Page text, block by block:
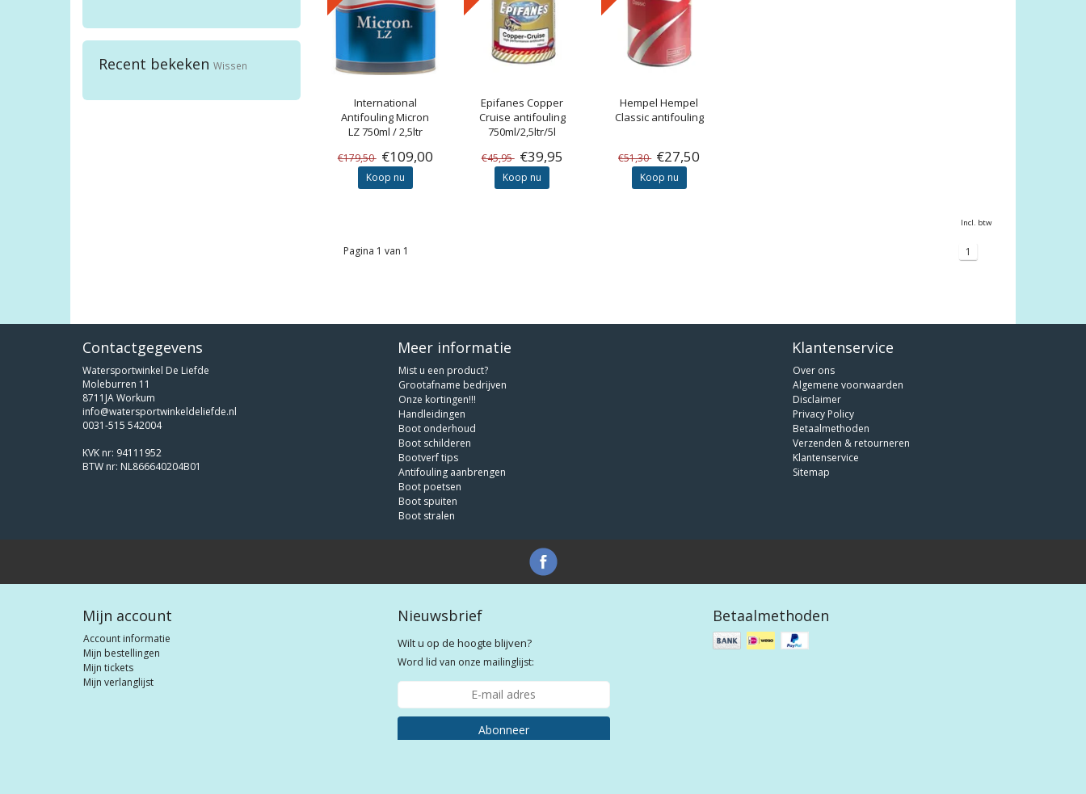
Recent bekeken Wissen
International
Antifouling Micron
LZ 750ml / 2,5ltr
€179,50 €109,00
Koop nu
Epifanes Copper
Cruise antifouling
750ml/2,5ltr/5l
€45,95 €39,95
Koop nu
Hempel Hempel
Classic antifouling
€51,30 €27,50
Koop nu
Incl. btw
Pagina 1 van 1 1
Contactgegevens
Watersportwinkel De Liefde
Moleburren 11
8711JA Workum
info@watersportwinkeldeliefde.nl
0031-515 542004
KVK nr: 94111952
BTW nr: NL866640204B01
Meer informatie
Mist u een product?
Grootafname bedrijven
Onze kortingen!!!
Handleidingen
Boot onderhoud
Boot schilderen
Bootverf tips
Antifouling aanbrengen
Boot poetsen
Boot spuiten
Boot stralen
Klantenservice
Over ons
Algemene voorwaarden
Disclaimer
Privacy Policy
Betaalmethoden
Verzenden & retourneren
Klantenservice
Sitemap
Mijn account
Account informatie
Mijn bestellingen
Mijn tickets
Mijn verlanglijst
Nieuwsbrief
Wilt u op de hoogte blijven?
Word lid van onze mailinglijst:
Abonneer
Betaalmethoden